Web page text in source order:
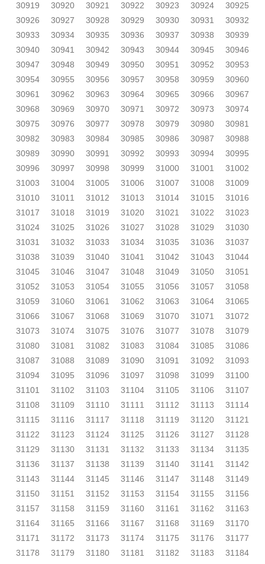
30919
30920 30921 30922 30923 30924
30925
30926
30927 30928 30929 30930 30931
30932
30933
30934 30935 30936 30937 30938
30939
30940
30941 30942 30943 30944 30945
30946
30947
30948 30949 30950 30951 30952
30953
30954
30955 30956 30957 30958 30959
30960
30961
30962 30963 30964 30965 30966
30967
30968
30969 30970 30971 30972 30973
30974
30975
30976 30977 30978 30979 30980
30981
30982
30983 30984 30985 30986 30987
30988
30989
30990 30991 30992 30993 30994
30995
30996
30997 30998 30999 31000 31001
31002
31003
31004 31005 31006 31007 31008
31009
31010
31011 31012 31013 31014 31015
31016
31017
31018 31019 31020 31021 31022
31023
31024
31025 31026 31027 31028 31029
31030
31031
31032 31033 31034 31035 31036
31037
31038
31039 31040 31041 31042 31043
31044
31045
31046 31047 31048 31049 31050
31051
31052
31053 31054 31055 31056 31057
31058
31059
31060 31061 31062 31063 31064
31065
31066
31067 31068 31069 31070 31071
31072
31073
31074 31075 31076 31077 31078
31079
31080
31081 31082 31083 31084 31085
31086
31087
31088 31089 31090 31091 31092
31093
31094
31095 31096 31097 31098 31099
31100
31101
31102 31103 31104 31105 31106
31107
31108
31109 31110 31111 31112 31113
31114
31115
31116 31117 31118 31119 31120
31121
31122
31123 31124 31125 31126 31127
31128
31129
31130 31131 31132 31133 31134
31135
31136
31137 31138 31139 31140 31141
31142
31143
31144 31145 31146 31147 31148
31149
31150
31151 31152 31153 31154 31155
31156
31157
31158 31159 31160 31161 31162
31163
31164
31165 31166 31167 31168 31169
31170
31171
31172 31173 31174 31175 31176
31177
31178
31179 31180 31181 31182 31183
31184